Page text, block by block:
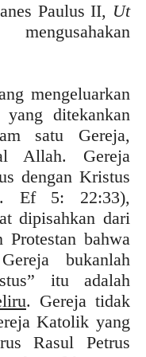
Paulus II, Ut
mengeluarkan
ditekankan
satu Gereja,
Allah. Gereja
dengan Kristus
Ef 5: 22:33),
dipisahkan dari
Protestan bahwa
bukanlah
itu adalah
. Gereja tidak
Katolik yang
Rasul Petrus